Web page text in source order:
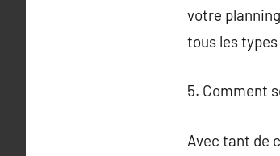
votre
tous les
5. Comment
Avec tant de